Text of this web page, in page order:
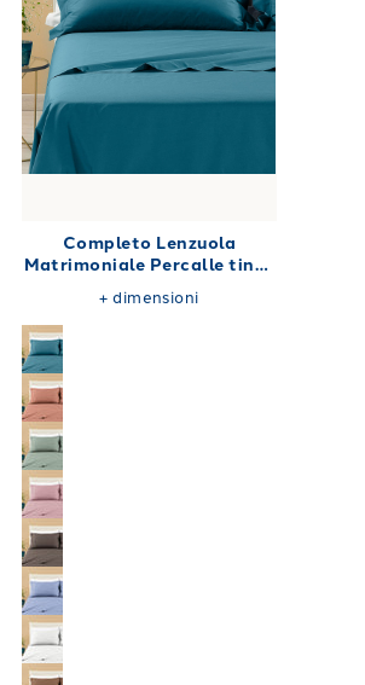
Completo Lenzuola
Matrimoniale Percalle tinta
unita 180X200
+dimensioni